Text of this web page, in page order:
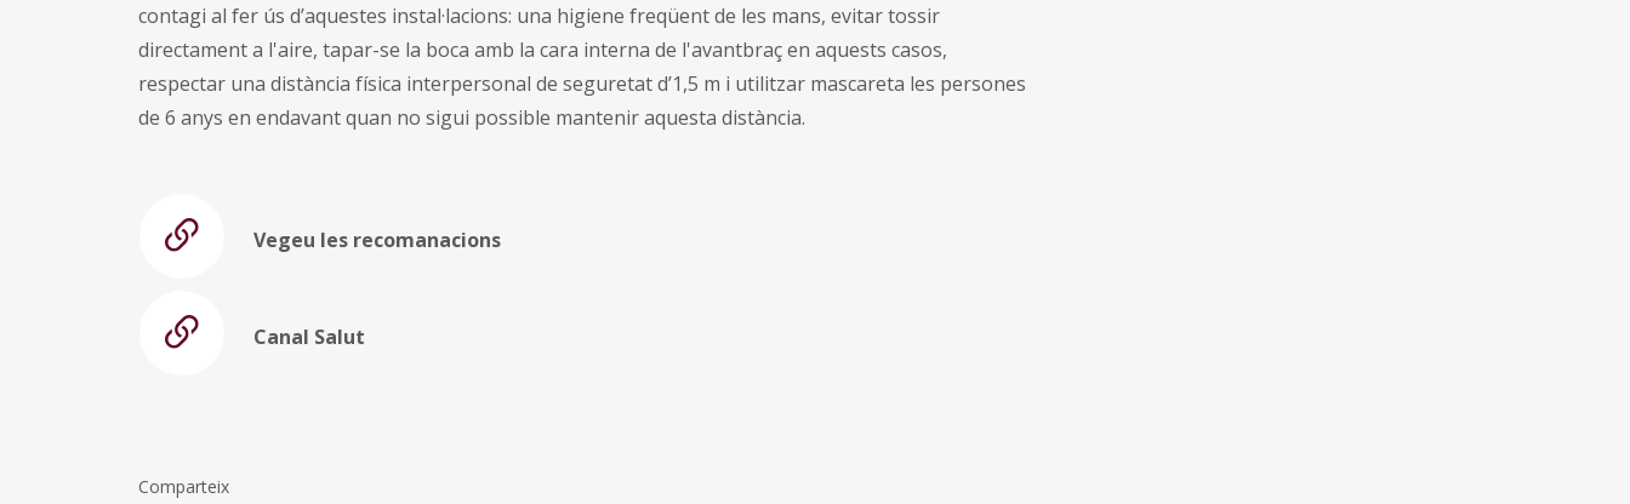
contagi al fer ús d’aquestes instal·lacions: una higiene freqüent de les mans, evitar tossir
directament a l'aire, tapar-se la boca amb la cara interna de l'avantbraç en aquests casos,
respectar una distància física interpersonal de seguretat d’1,5 m i utilitzar mascareta les persones
de 6 anys en endavant quan no sigui possible mantenir aquesta distància.
Vegeu les recomanacions
Canal Salut
Comparteix